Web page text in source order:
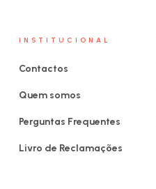
INSTITUCIONAL
Contactos
Quem somos
Perguntas Frequentes
Livro de Reclamações